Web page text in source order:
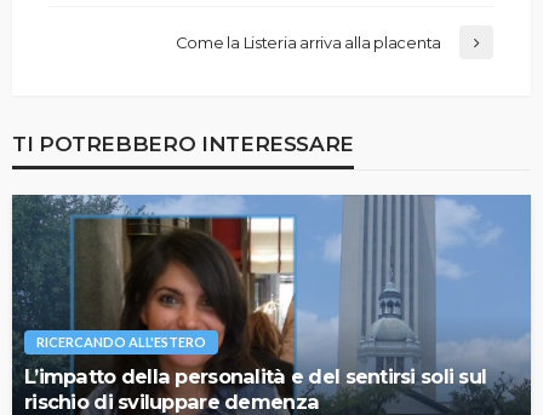
Come la Listeria arriva alla placenta
TI POTREBBERO INTERESSARE
RICERCANDO ALL'ESTERO
L’impatto della personalità e del sentirsi soli sul
rischio di sviluppare demenza